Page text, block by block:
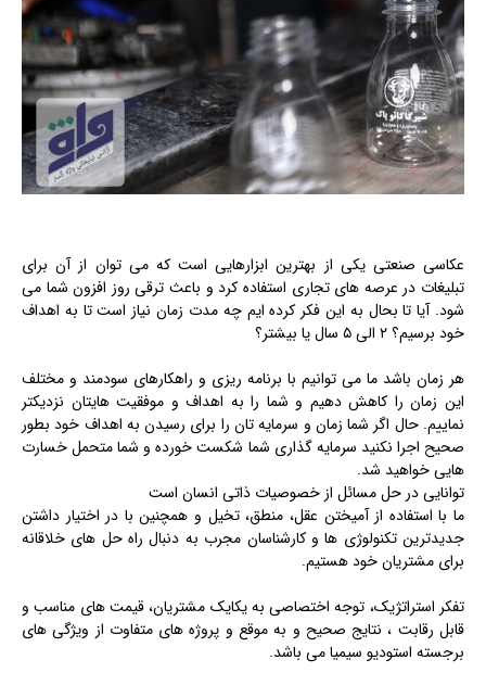
عکاسی صنعتی یکی از بهترین ابزارهایی است که می توان از آن برای
تبلیغات در عرصه های تجاری استفاده کرد و باعث ترقی روز افزون شما می
شود. آیا تا بحال به این فکر کرده ایم چه مدت زمان نیاز است تا به اهداف
خود برسیم؟ ۲ الی ۵ سال یا بیشتر؟
هر زمان باشد ما می توانیم با برنامه ریزی و راهکارهای سودمند و مختلف
این زمان را کاهش دهیم و شما را به اهداف و موفقیت هایتان نزدیکتر
نماییم. حال اگر شما زمان و سرمایه تان را برای رسیدن به اهداف خود بطور
صحیح اجرا نکنید سرمایه گذاری شما شکست خورده و شما متحمل خسارت
هایی خواهید شد.
توانایی در حل مسائل از خصوصیات ذاتی انسان است
ما با استفاده از آمیختن عقل، منطق، تخیل و همچنین با در اختیار داشتن
جدیدترین تکنولوژی ها و کارشناسان مجرب به دنبال راه حل های خلاقانه
برای مشتریان خود هستیم.
تفکر استراتژیک، توجه اختصاصی به یکایک مشتریان، قیمت های مناسب و
قابل رقابت ، نتایج صحیح و به موقع و پروژه های متفاوت از ویژگی های
برجسته استودیو سیمیا می باشد.